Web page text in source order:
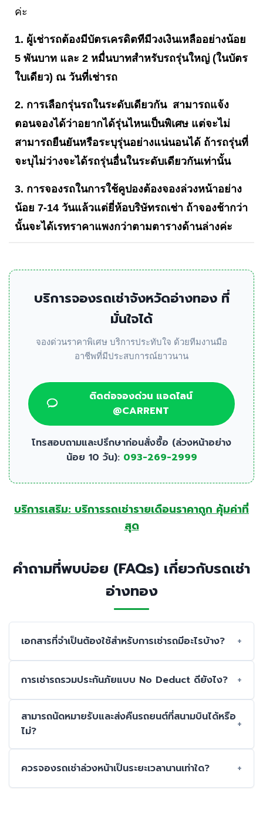
ค่ะ
1. ผู้เช่ารถต้องมีบัตรเครดิตทีมีวงเงินเหลืออย่างน้อย
5 พันบาท และ 2 หมื่นบาทสำหรับรถรุ่นใหญ่ (ในบัตร
ใบเดียว) ณ วันที่เช่ารถ
2. การเลือกรุ่นรถในระดับเดียวกัน สามารถแจ้ง
ตอนจองได้ว่าอยากได้รุ่นไหนเป็นพิเศษ แต่จะไม่
สามารถยืนยันหรือระบุรุ่นอย่างแน่นอนได้ ถ้ารถรุ่นที่
จะบุไม่ว่างจะได้รถรุ่นอื่นในระดับเดียวกันเท่านั้น
3. การจองรถในการใช้คูปองต้องจองล่วงหน้าอย่าง
น้อย 7-14 วันแล้วแต่ยี่ห้อบริษัทรถเช่า ถ้าจองช้ากว่า
นั้นจะได้เรทราคาแพงกว่าตามตารางด้านล่างค่ะ
บริการจองรถเช่าจังหวัดอ่างทอง ที่
มั่นใจได้
จองด่วนราคาพิเศษ บริการประทับใจ ด้วยทีมงานมือ
อาชีพที่มีประสบการณ์ยาวนาน
ติดต่อจองด่วน แอดไลน์
@CARRENT
โทรสอบถามและปรึกษาก่อนสั่งซื้อ (ล่วงหน้าอย่าง
น้อย 10 วัน): 093-269-2999
บริการเสริม: บริการรถเช่ารายเดือนราคาถูก คุ้มค่าที่
สุด
คำถามที่พบบ่อย (FAQs) เกี่ยวกับรถเช่า
อ่างทอง
เอกสารที่จำเป็นต้องใช้สำหรับการเช่ารถมีอะไรบ้าง?
การเช่ารถรวมประกันภัยแบบ No Deduct ดียังไง?
สามารถนัดหมายรับและส่งคืนรถยนต์ที่สนามบินได้หรือ
ไม่?
ควรจองรถเช่าล่วงหน้าเป็นระยะเวลานานเท่าใด?